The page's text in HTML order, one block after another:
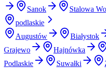
Sanok
Stalowa
podlaskie
Augustów
Białystok
Grajewo
Hajnówka
Podlaskie
Suwałki